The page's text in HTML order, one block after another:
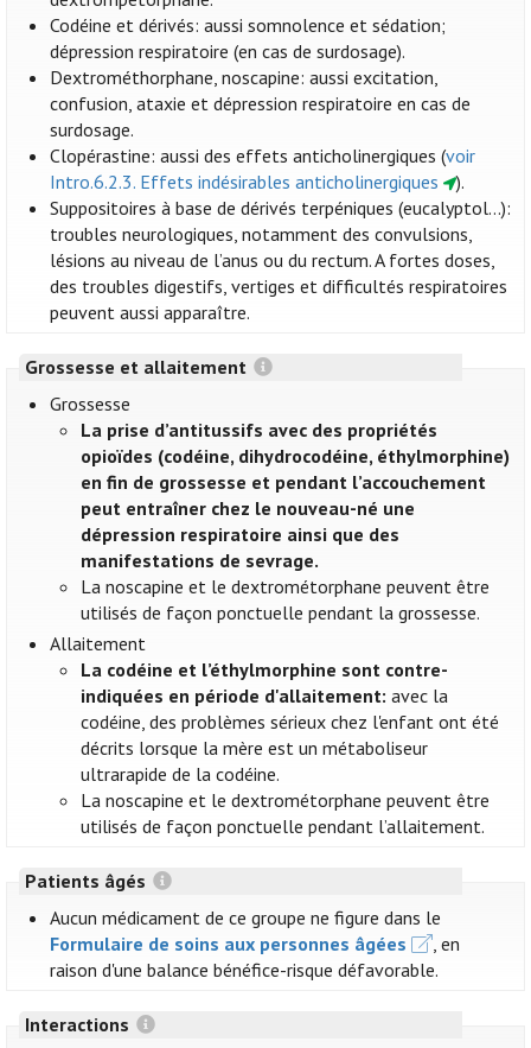
Codéine et dérivés: aussi somnolence et sédation;
dépression respiratoire (en cas de surdosage).
Dextrométhorphane, noscapine: aussi excitation,
confusion, ataxie et dépression respiratoire en cas de
surdosage.
Clopérastine: aussi des effets anticholinergiques (voir
Intro.6.2.3. Effets indésirables anticholinergiques
).
Suppositoires à base de dérivés terpéniques (eucalyptol…):
troubles neurologiques, notamment des convulsions,
lésions au niveau de l’anus ou du rectum. A fortes doses,
des troubles digestifs, vertiges et difficultés respiratoires
peuvent aussi apparaître.
Grossesse et allaitement
Grossesse
La prise d’antitussifs avec des propriétés
opioïdes (codéine, dihydrocodéine, éthylmorphine)
en fin de grossesse et pendant l’accouchement
peut entraîner chez le nouveau-né une
dépression respiratoire ainsi que des
manifestations de sevrage.
La noscapine et le dextrométorphane peuvent être
utilisés de façon ponctuelle pendant la grossesse.
Allaitement
La codéine et l’éthylmorphine sont contre-
indiquées en période d'allaitement: avec la
codéine, des problèmes sérieux chez l'enfant ont été
décrits lorsque la mère est un métaboliseur
ultrarapide de la codéine.
La noscapine et le dextrométorphane peuvent être
utilisés de façon ponctuelle pendant l’allaitement.
Patients âgés
Aucun médicament de ce groupe ne figure dans le
Formulaire de soins aux personnes âgées
, en
raison d'une balance bénéfice-risque défavorable.
Interactions